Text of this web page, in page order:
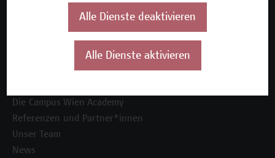
Inhouse-Weiterbildung
Beratungsleistungen
Die Campus Wien Academy
Referenzen und Partner*innen
Unser Team
News
Alle Dienste deaktivieren
Alle Dienste aktivieren